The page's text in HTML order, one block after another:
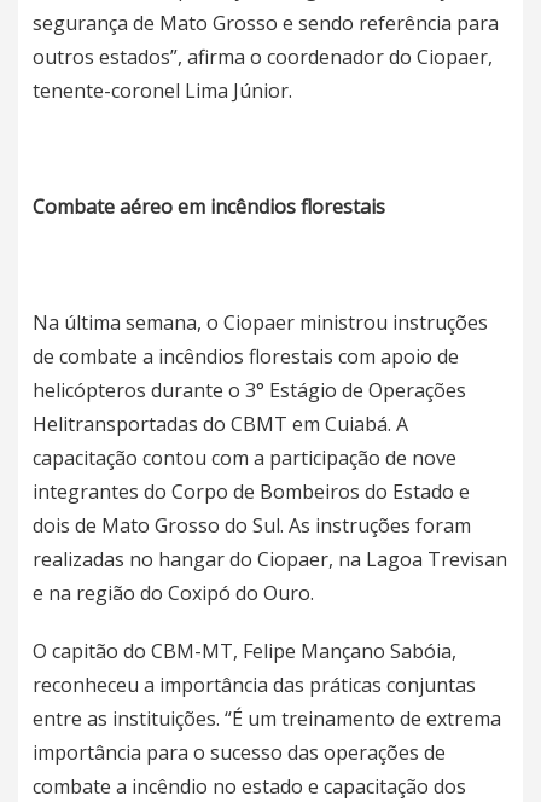
segurança de Mato Grosso e sendo referência para
outros estados”, afirma o coordenador do Ciopaer,
tenente-coronel Lima Júnior.
Combate aéreo em incêndios florestais
Na última semana, o Ciopaer ministrou instruções
de combate a incêndios florestais com apoio de
helicópteros durante o 3° Estágio de Operações
Helitransportadas do CBMT em Cuiabá. A
capacitação contou com a participação de nove
integrantes do Corpo de Bombeiros do Estado e
dois de Mato Grosso do Sul. As instruções foram
realizadas no hangar do Ciopaer, na Lagoa Trevisan
e na região do Coxipó do Ouro.
O capitão do CBM-MT, Felipe Mançano Sabóia,
reconheceu a importância das práticas conjuntas
entre as instituições. “É um treinamento de extrema
importância para o sucesso das operações de
combate a incêndio no estado e capacitação dos